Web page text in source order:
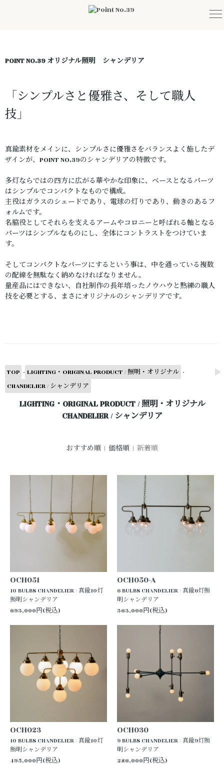
POINT NO.39 オリジナル照明 シャンデリア
「シンプルさと優雅さ、そして職人
技」
真鍮素材をメインに、シンプルさに優雅さをバランスよく施したデ
ザインが、POINT NO.39のシャンデリアの特徴です。
多灯ならではの四方に広がる華やかな印象に、ベースとなるパーツ
はシンプルでコンパクトなもので構成。
主役はガラスのシェードであり、電球の灯りであり、動きのあるフ
ォルムです。
名脇役としてそれらを支えるアームやコロニーと呼ばれる軸となる
パーツはシンプルなものにし、全体にコントラストをつけていま
す。
そしてコンパクトなパーツにするという事は、中を通っている複数
の配線を無駄なく納めなければなりません。
量産品にはできない、自社制作の長年培ったノウハウと熟練の職人
技を必要とする、まさにオリジナルのシャンデリアです。
TOP - LIGHTING・ORIGINAL PRODUCT / 照明・オリジナル -
CHANDELIER / シャンデリア
LIGHTING・ORIGINAL PRODUCT / 照明・オリジナル
CHANDELIER / シャンデリア
おすすめ順 | 価格順 | 新着順
OCH051
10 BULBS CHANDELIER / 真鍮10灯
照明シャンデリア
693,000円(税込)
OCH050-A
6 BULBS CHANDELIER / 真鍮6灯照
明シャンデリア
363,000円(税込)
OCH023
10 BULBS CHANDELIER / 真鍮10灯
照明シャンデリア
495,000円(税込)
OCH030
9 BULBS CHANDELIER / 真鍮9灯照
明シャンデリア
286,000円(税込)